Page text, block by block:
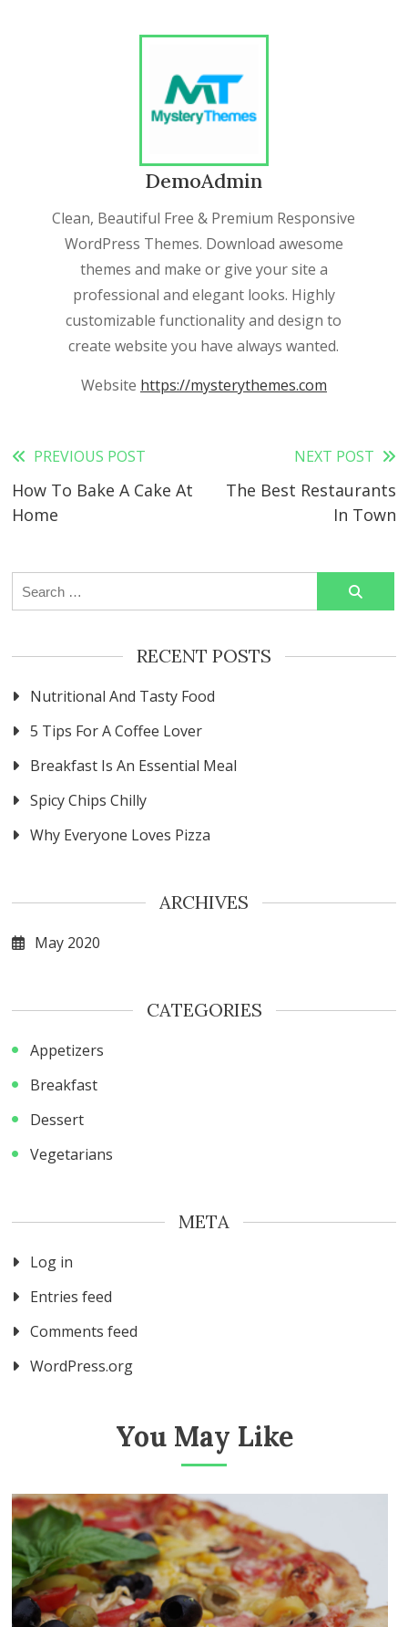
DemoAdmin
Clean, Beautiful Free & Premium Responsive
WordPress Themes. Download awesome
themes and make or give your site a
professional and elegant looks. Highly
customizable functionality and design to
create website you have always wanted.
Website https://mysterythemes.com
Read
more
PREVIOUS POST
How To Bake A Cake At
Home
NEXT POST
The Best Restaurants
In Town
Search
for:
RECENT POSTS
Nutritional And Tasty Food
5 Tips For A Coffee Lover
Breakfast Is An Essential Meal
Spicy Chips Chilly
Why Everyone Loves Pizza
ARCHIVES
May 2020
CATEGORIES
Appetizers
Breakfast
Dessert
Vegetarians
META
Log in
Entries feed
Comments feed
WordPress.org
You May Like